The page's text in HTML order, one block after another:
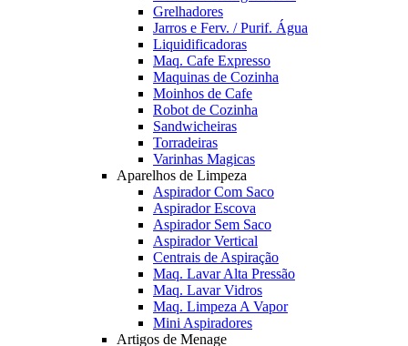
Grelhadores
Jarros e Ferv. / Purif. Água
Liquidificadoras
Maq. Cafe Expresso
Maquinas de Cozinha
Moinhos de Cafe
Robot de Cozinha
Sandwicheiras
Torradeiras
Varinhas Magicas
Aparelhos de Limpeza
Aspirador Com Saco
Aspirador Escova
Aspirador Sem Saco
Aspirador Vertical
Centrais de Aspiração
Maq. Lavar Alta Pressão
Maq. Lavar Vidros
Maq. Limpeza A Vapor
Mini Aspiradores
Artigos de Menage